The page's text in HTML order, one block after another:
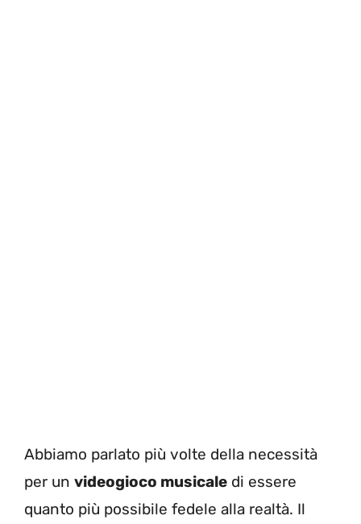
Abbiamo parlato più volte della necessità
per un videogioco musicale di essere
quanto più possibile fedele alla realtà. Il